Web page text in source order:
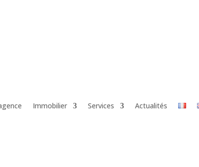
Immobilier Services Actualités